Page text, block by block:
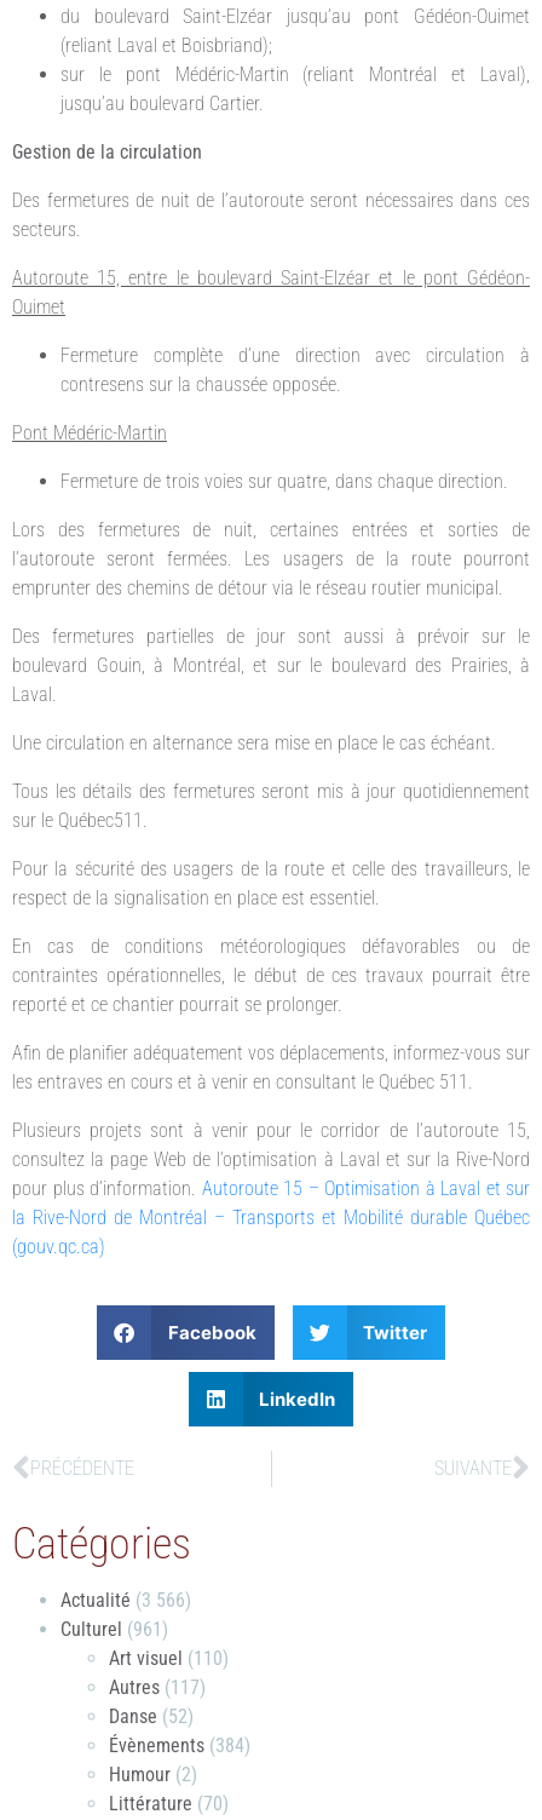
du boulevard Saint-Elzéar jusqu’au pont Gédéon-Ouimet
(reliant Laval et Boisbriand);
sur le pont Médéric-Martin (reliant Montréal et Laval),
jusqu’au boulevard Cartier.
Gestion de la circulation
Des fermetures de nuit de l’autoroute seront nécessaires dans ces
secteurs.
Autoroute 15, entre le boulevard Saint-Elzéar et le pont Gédéon-
Ouimet
Fermeture complète d’une direction avec circulation à
contresens sur la chaussée opposée.
Pont Médéric-Martin
Fermeture de trois voies sur quatre, dans chaque direction.
Lors des fermetures de nuit, certaines entrées et sorties de
l’autoroute seront fermées. Les usagers de la route pourront
emprunter des chemins de détour via le réseau routier municipal.
Des fermetures partielles de jour sont aussi à prévoir sur le
boulevard Gouin, à Montréal, et sur le boulevard des Prairies, à
Laval.
Une circulation en alternance sera mise en place le cas échéant.
Tous les détails des fermetures seront mis à jour quotidiennement
sur le Québec511.
Pour la sécurité des usagers de la route et celle des travailleurs, le
respect de la signalisation en place est essentiel.
En cas de conditions météorologiques défavorables ou de
contraintes opérationnelles, le début de ces travaux pourrait être
reporté et ce chantier pourrait se prolonger.
Afin de planifier adéquatement vos déplacements, informez-vous sur
les entraves en cours et à venir en consultant le Québec 511.
Plusieurs projets sont à venir pour le corridor de l’autoroute 15,
consultez la page Web de l’optimisation à Laval et sur la Rive-Nord
pour plus d’information. Autoroute 15 – Optimisation à Laval et sur
la Rive-Nord de Montréal – Transports et Mobilité durable Québec
(gouv.qc.ca)
Facebook Twitter
LinkedIn
PRÉCÉDENTE SUIVANTE
Catégories
Actualité (3 566)
Culturel (961)
Art visuel (110)
Autres (117)
Danse (52)
Évènements (384)
Humour (2)
Littérature (70)